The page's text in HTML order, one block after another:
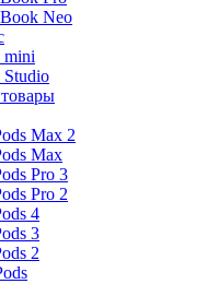
Neo
mini
Studio
Max 2
Max
Pro 3
Pro 2
4
3
2